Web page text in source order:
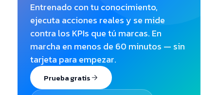
Entrenado con tu conocimiento,
ejecuta acciones reales y se mide
contra los KPIs que tú marcas. En
marcha en menos de 60 minutos — sin
tarjeta para empezar.
Prueba gratis